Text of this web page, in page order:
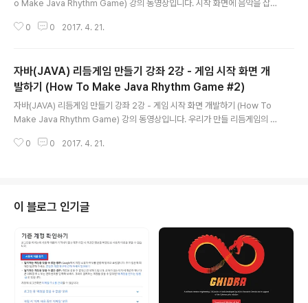
o Make Java Rhythm Game) 강의 동영상입니다. 시작 화면에 음악을 삽입
코드 & 강의 동영상을 올립니다.
0 0 2017. 4. 21.
자바(JAVA) 리듬게임 만들기 강좌 2강 - 게임 시작 화면 개
발하기 (How To Make Java Rhythm Game #2)
자바(JAVA) 리듬게임 만들기 강좌 2강 - 게임 시작 화면 개발하기 (How To
Make Java Rhythm Game) 강의 동영상입니다. 우리가 만들 리듬게임의 게
상을 올립니다.
0 0 2017. 4. 21.
이 블로그 인기글